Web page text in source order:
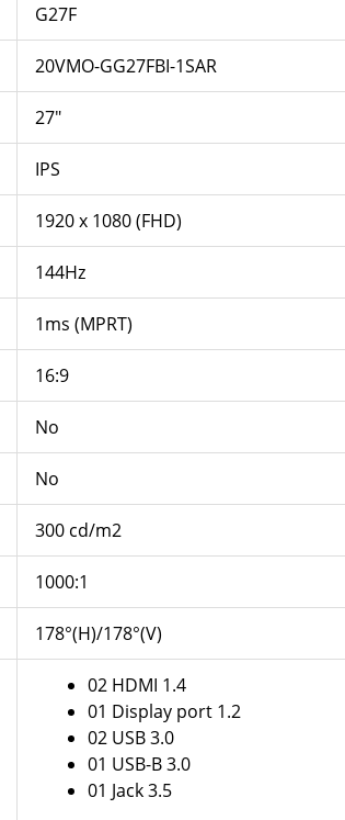
G27F
20VMO-GG27FBI-1SAR
27″
IPS
1‎920 x 1080 (FHD)
1‎44Hz
1‎ms (MPRT)
16:9
No
No
3‎00 cd/m2
1‎000:1
1‎78°(H)/178°(V)
02 HDMI 1.4
01 Display port 1.2
02 USB 3.0
01 USB-B 3.0
01 Jack 3.5